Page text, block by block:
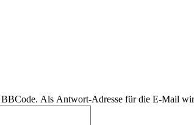
Als Antwort-Adresse für die E-Mail